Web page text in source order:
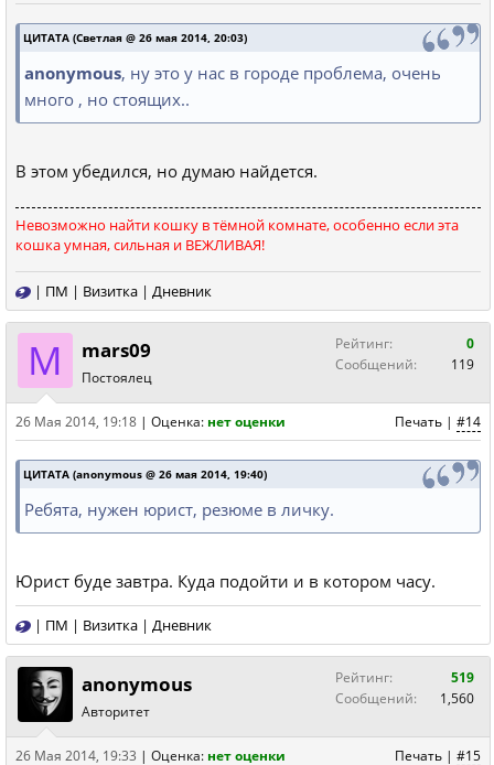
ЦИТАТА (Светлая @ 26 мая 2014, 20:03)
anonymous, ну это у нас в городе проблема, очень
много , но стоящих..
В этом убедился, но думаю найдется.
Невозможно найти кошку в тёмной комнате, особенно если эта
кошка умная, сильная и ВЕЖЛИВАЯ!
| ПМ | Визитка | Дневник
M mars09
Постоялец
Рейтинг:
0
Сообщений:
119
Печать | #14
26 Мая 2014, 19:18 | Оценка: нет оценки
ЦИТАТА (anonymous @ 26 мая 2014, 19:40)
Ребята, нужен юрист, резюме в личку.
Юрист буде завтра. Куда подойти и в котором часу.
| ПМ | Визитка | Дневник
anonymous
Авторитет
Рейтинг:
519
Сообщений:
1,560
Печать | #15
26 Мая 2014, 19:33 | Оценка: нет оценки